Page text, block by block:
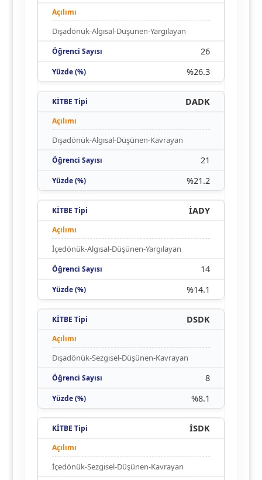
Dışadönük-Algısal-Düşünen-Yargılayan
26
%26.3
DADK
Dışadönük-Algısal-Düşünen-Kavrayan
21
%21.2
İADY
İçedönük-Algısal-Düşünen-Yargılayan
14
%14.1
DSDK
Dışadönük-Sezgisel-Düşünen-Kavrayan
8
%8.1
İSDK
İçedönük-Sezgisel-Düşünen-Kavrayan